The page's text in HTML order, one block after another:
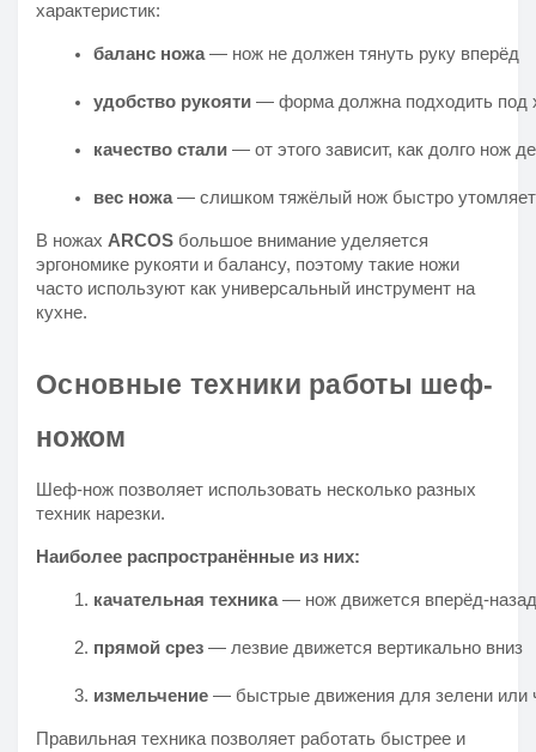
характеристик:
баланс ножа — нож не должен тянуть руку вперёд
удобство рукояти — форма должна подходить под
качество стали — от этого зависит, как долго нож
вес ножа — слишком тяжёлый нож быстро утомляет
В ножах ARCOS большое внимание уделяется
эргономике рукояти и балансу, поэтому такие ножи
часто используют как универсальный инструмент на
кухне.
Основные техники работы шеф-
ножом
Шеф-нож позволяет использовать несколько разных
техник нарезки.
Наиболее распространённые из них:
качательная техника — нож движется вперёд-
прямой срез — лезвие движется вертикально вниз
измельчение — быстрые движения для зелени или
Правильная техника позволяет работать быстрее и